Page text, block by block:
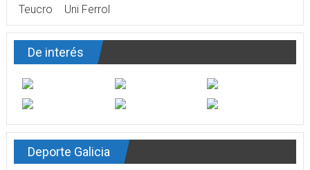
Teucro
Uni Ferrol
De interés
Deporte Galicia